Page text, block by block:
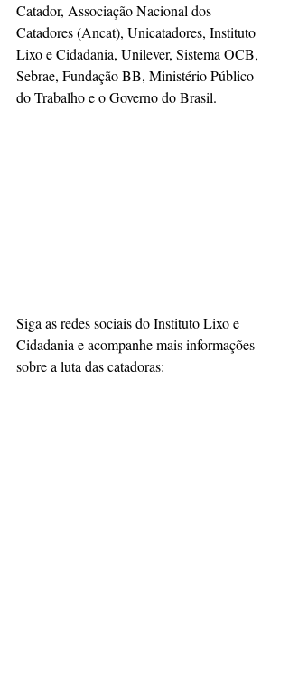
Catador, Associação Nacional dos
Catadores (Ancat), Unicatadores, Instituto
Lixo e Cidadania, Unilever, Sistema OCB,
Sebrae, Fundação BB, Ministério Público
do Trabalho e o Governo do Brasil.
Siga as redes sociais do Instituto Lixo e
Cidadania e acompanhe mais informações
sobre a luta das catadoras: